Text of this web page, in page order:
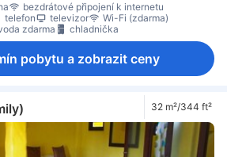
bezdrátové připojení k internetu
telefon televizor
Wi-Fi (zdarma)
zdarma chladnička
pobytu a zobrazit ceny
32 m²/344 ft²